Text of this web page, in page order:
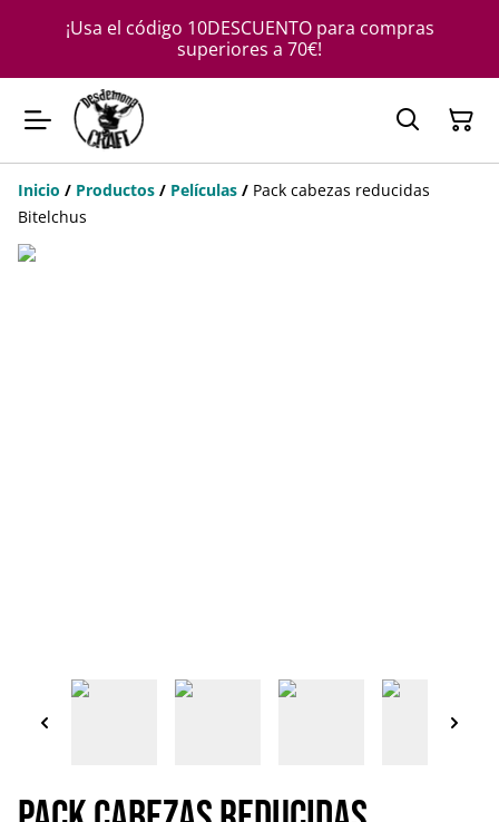
¡Usa el código 10DESCUENTO para compras
superiores a 70€!
Inicio / Productos / Películas / Pack cabezas reducidas
Bitelchus